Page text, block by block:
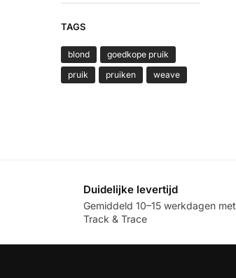
TAGS
blond
goedkope pruik
pruik
pruiken weave
Duidelijke levertijd
Gemiddeld 10–15 werkdagen met
Track & Trace